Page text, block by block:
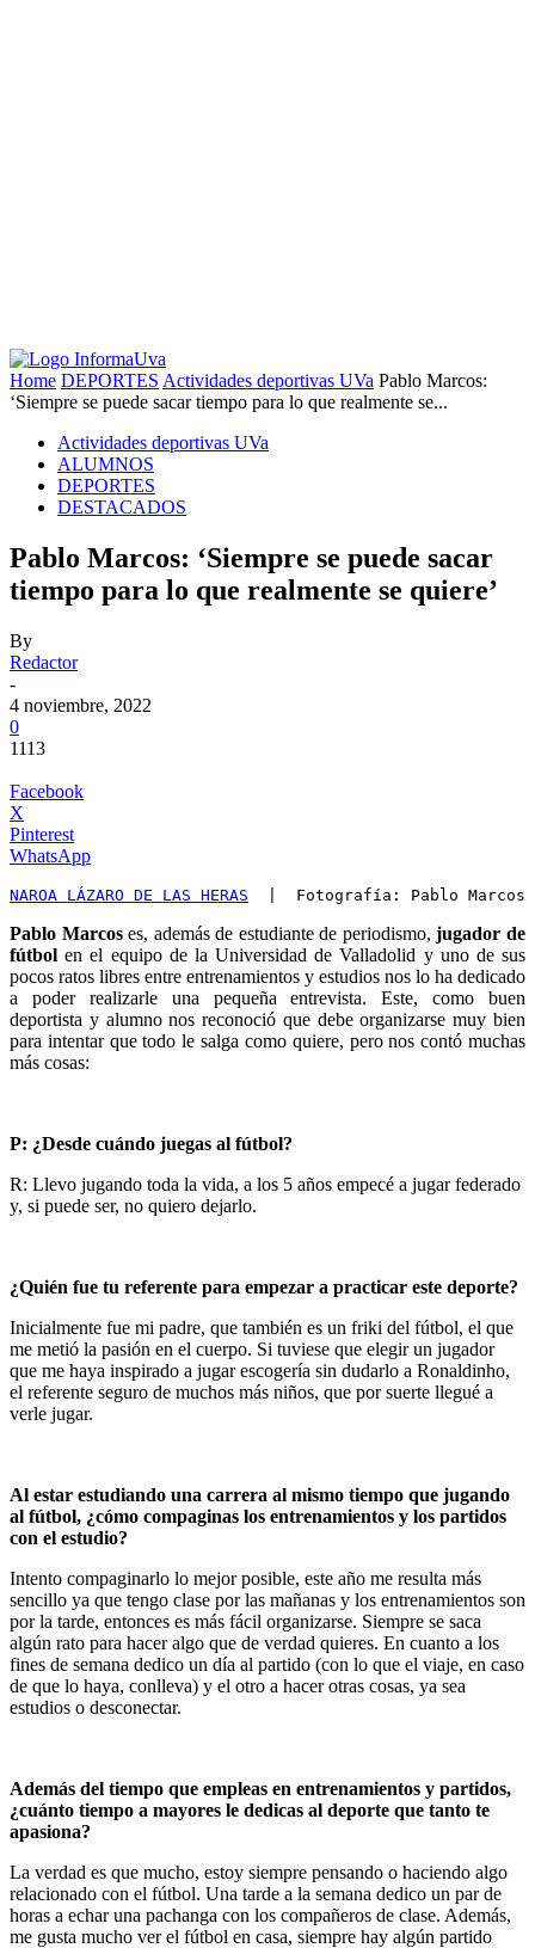
Home DEPORTES Actividades deportivas UVa Pablo Marcos:
‘Siempre se puede sacar tiempo para lo que realmente se...
Actividades deportivas UVa
ALUMNOS
DEPORTES
DESTACADOS
Pablo Marcos: ‘Siempre se puede sacar
tiempo para lo que realmente se quiere’
By
Redactor
-
4 noviembre, 2022
0
1113
Facebook
X
Pinterest
WhatsApp
NAROA LÁZARO DE LAS HERAS |  Fotografía: Pablo Marcos
Pablo Marcoses, además de estudiante de periodismo,jugador de
fútbol en el equipo de la Universidad de Valladolid y uno de sus
pocos ratos libres entre entrenamientos y estudios nos lo ha dedicado
a poder realizarle una pequeña entrevista. Este, como buen
deportista y alumno nos reconoció que debe organizarse muy bien
para intentar que todo le salga como quiere, pero nos contó muchas
más cosas:
P: ¿Desde cuándo juegas al fútbol?
R: Llevo jugando toda la vida, a los 5 años empecé a jugar federado
y, si puede ser, no quiero dejarlo.
¿Quién fue tu referente para empezar a practicar este deporte?
Inicialmente fue mi padre, que también es un friki del fútbol, el que
me metió la pasión en el cuerpo. Si tuviese que elegir un jugador
que me haya inspirado a jugar escogería sin dudarlo a Ronaldinho,
el referente seguro de muchos más niños, que por suerte llegué a
verle jugar.
Al estar estudiando una carrera al mismo tiempo que jugando
al fútbol, ¿cómo compaginas los entrenamientos y los partidos
con el estudio?
Intento compaginarlo lo mejor posible, este año me resulta más
sencillo ya que tengo clase por las mañanas y los entrenamientos son
por la tarde, entonces es más fácil organizarse. Siempre se saca
algún rato para hacer algo que de verdad quieres. En cuanto a los
fines de semana dedico un día al partido (con lo que el viaje, en caso
de que lo haya, conlleva) y el otro a hacer otras cosas, ya sea
estudios o desconectar.
Además del tiempo que empleas en entrenamientos y partidos,
¿cuánto tiempo a mayores le dedicas al deporte que tanto te
apasiona?
La verdad es que mucho, estoy siempre pensando o haciendo algo
relacionado con el fútbol. Una tarde a la semana dedico un par de
horas a echar una pachanga con los compañeros de clase. Además,
me gusta mucho ver el fútbol en casa, siempre hay algún partido